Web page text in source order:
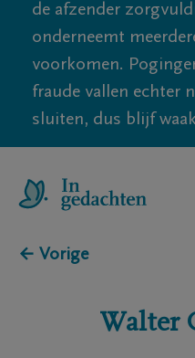
de afzender
onderneemt
voorkomen.
fraude vallen echter
sluiten, dus blijf
← Vorige
Walter